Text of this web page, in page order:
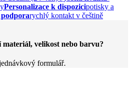
Personalizace k dispozicipotisky a
rychlý kontakt v češtině
velikost nebo barvu?
formulář.